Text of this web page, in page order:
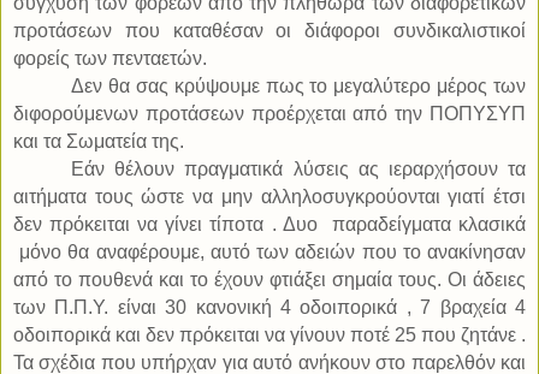
προτάσεων που καταθέσαν οι διάφοροι συνδικαλιστικοί
φορείς των πενταετών.
Δεν θα σας κρύψουμε πως το μεγαλύτερο μέρος των
διφορούμενων προτάσεων προέρχεται από την ΠΟΠΥΣΥΠ
και τα Σωματεία της.
Εάν θέλουν πραγματικά λύσεις ας ιεραρχήσουν τα
αιτήματα τους ώστε να μην αλληλοσυγκρούονται γιατί έτσι
δεν πρόκειται να γίνει τίποτα . Δυο
παραδείγματα κλασικά
μόνο θα αναφέρουμε, αυτό των αδειών που το ανακίνησαν
από το πουθενά και το έχουν φτιάξει σημαία τους. Οι άδειες
των Π.Π.Υ. είναι 30 κανονική 4 οδοιπορικά , 7 βραχεία 4
οδοιπορικά και δεν πρόκειται να γίνουν ποτέ 25 που ζητάνε .
Τα σχέδια που υπήρχαν για αυτό ανήκουν στο παρελθόν και